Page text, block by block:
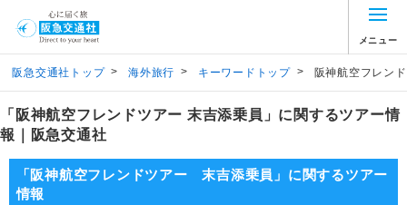
メニュー
阪急交通社トップ > 海外旅行 > キーワードトップ > 阪神航空フレン
「阪神航空フレンドツアー 末吉添乗員」に関するツアー情
報｜阪急交通社
「阪神航空フレンドツアー 末吉添乗員」に関するツアー
情報